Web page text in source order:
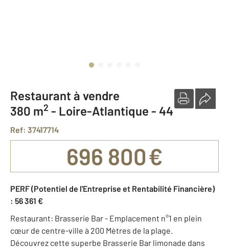
Restaurant à vendre
380 m2 - Loire-Atlantique - 44
Ref: 37417714
696 800 €
PERF (Potentiel de l'Entreprise et Rentabilité Financière)
: 56 361 €
Restaurant: Brasserie Bar - Emplacement n°1 en plein
cœur de centre-ville à 200 Mètres de la plage.
Découvrez cette superbe Brasserie Bar limonade dans